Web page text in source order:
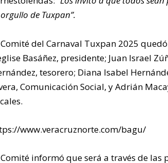
de Tuxpan”.
del Carnaval Tuxpan 2025
Basáñez, presidente; Juan Israel
tesorero; Diana Isabel
Comunicación Social, y Adrián
www.veracruznorte.com/bagu/
informó que será a través de las